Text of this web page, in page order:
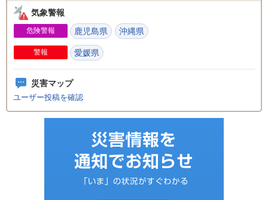
気象警報
危険警報 鹿児島県 沖縄県
警報 愛媛県
災害マップ
ユーザー投稿を確認